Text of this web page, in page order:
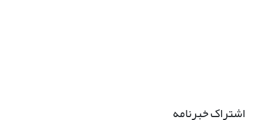
اشتراک خبرنامه